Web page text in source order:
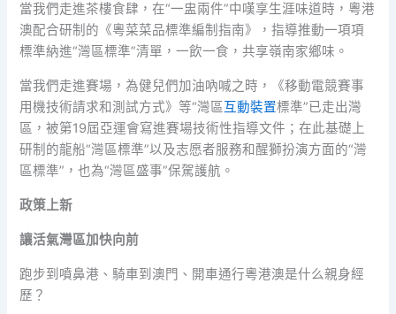
當我們走進茶樓食肆，在“一盅兩件”中嘆享生涯味道時，粵港
澳配合研制的《粵菜菜品標準編制指南》，指導推動一項項
標準納進“灣區標準”清單，一飲一食，共享嶺南家鄉味。
當我們走進賽場，為健兒們加油吶喊之時，《移動電競賽事
用機技術請求和測試方式》等“灣區互動裝置標準”已走出灣
區，被第19屆亞運會寫進賽場技術性指導文件；在此基礎上
研制的龍船“灣區標準”以及志愿者服務和醒獅扮演方面的“灣
區標準”，也為“灣區盛事”保駕護航。
政策上新
讓活氣灣區加快向前
跑步到噴鼻港、騎車到澳門、開車通行粵港澳是什么親身經
歷？